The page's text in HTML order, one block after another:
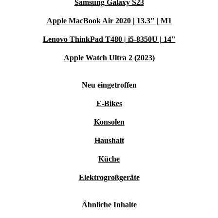
Samsung Galaxy S23
Apple MacBook Air 2020 | 13.3" | M1
Lenovo ThinkPad T480 | i5-8350U | 14"
Apple Watch Ultra 2 (2023)
Neu eingetroffen
E-Bikes
Konsolen
Haushalt
Küche
Elektrogroßgeräte
Ähnliche Inhalte